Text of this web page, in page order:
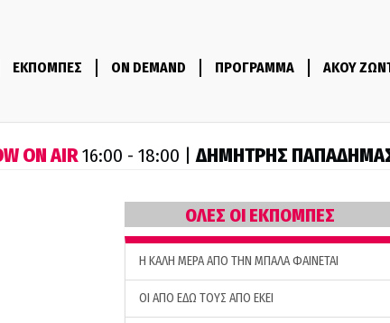
ΕΚΠΟΜΠΕΣ ON DEMAND ΠΡΟΓΡΑΜΜΑ ΑΚΟΥ
ON AIR16:00 - 18:00 |ΔΗΜΗΤΡΗΣ
ΟΛΕΣ ΟΙ ΕΚΠΟΜΠΕΣ
H ΚΑΛΗ ΜΕΡΑ ΑΠΟ ΤΗΝ ΜΠΑΛΑ ΦΑΙΝΕΤΑΙ
ΟΙ ΑΠΟ ΕΔΩ ΤΟΥΣ ΑΠΟ ΕΚΕΙ